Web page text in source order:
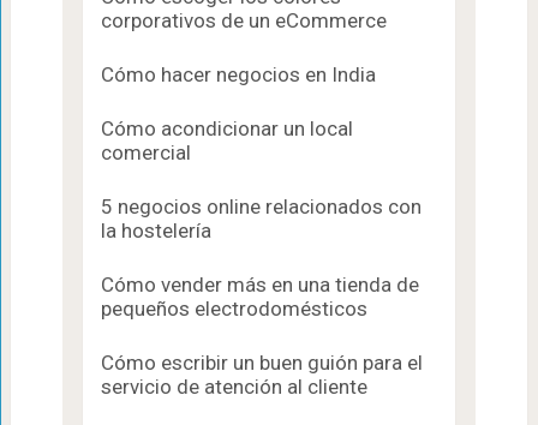
corporativos de un eCommerce
Cómo hacer negocios en India
Cómo acondicionar un local
comercial
5 negocios online relacionados con
la hostelería
Cómo vender más en una tienda de
pequeños electrodomésticos
Cómo escribir un buen guión para el
servicio de atención al cliente